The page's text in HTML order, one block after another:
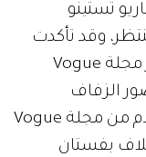
تستينو
وقد تأكدت
الشائعات التي أطلقتها رئيسة تحرير مجلة Vogue
الزفاف
ستظهر في عدد سبتمبر/ أيلول القادم من مجلة Vogue
بفستان